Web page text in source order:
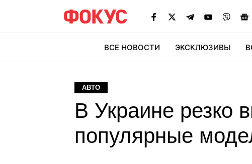
ВСЕ НОВОСТИ ЭКСКЛЮЗИВЫ
АВТО
В Украине резко
популярные